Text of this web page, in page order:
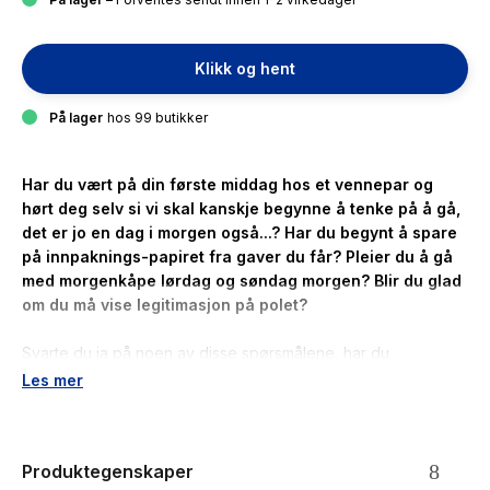
Klikk og hent
På lager hos 99 butikker
Har du vært på din første middag hos et vennepar og
hørt deg selv si vi skal kanskje begynne å tenke på å gå,
det er jo en dag i morgen også...? Har du begynt å spare
på innpaknings-papiret fra gaver du får? Pleier du å gå
med morgenkåpe lørdag og søndag morgen? Blir du glad
om du må vise legitimasjon på polet?
Svarte du ja på noen av disse spørsmålene, har du
sannsynligvis en god sjanse i dette spillet.
puter i sofaen, til ferier med vennepar, krokanis,
Les mer
Produktegenskaper